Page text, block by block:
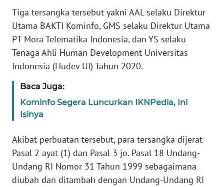
Tiga tersangka tersebut yakni AAL selaku Direktur
Utama BAKTI Kominfo, GMS selaku Direktur Utama
PT Mora Telematika Indonesia, dan YS selaku
Tenaga Ahli Human Development Universitas
Indonesia (Hudev UI) Tahun 2020.
Baca Juga:
Kominfo Segera Luncurkan IKNPedia, Ini
Isinya
Akibat perbuatan tersebut, para tersangka dijerat
Pasal 2 ayat (1) dan Pasal 3 jo. Pasal 18 Undang-
Undang RI Nomor 31 Tahun 1999 sebagaimana
diubah dan ditambah dengan Undang-Undang RI
KONTAK
KAMI
INFO
IKLAN
TENTANG
KAMI
PEDOMAN
SIBER
REDAKSI